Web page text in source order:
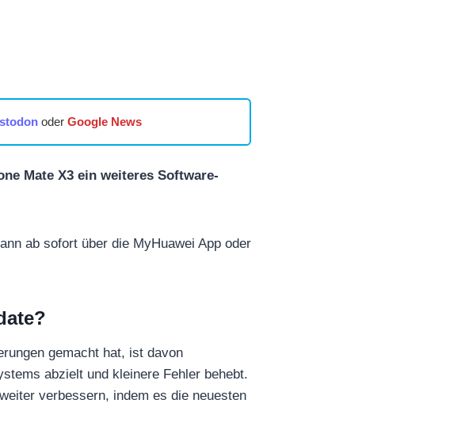
oder Google News
Mate X3 ein weiteres Software-
ab sofort über die MyHuawei App oder
gemacht hat, ist davon
abzielt und kleinere Fehler behebt.
verbessern, indem es die neuesten